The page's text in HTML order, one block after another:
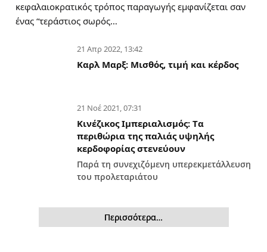
κεφαλαιοκρατικός τρόπος παραγωγής εμφανίζεται σαν
ένας “τεράστιος σωρός…
21 Απρ 2022, 13:42
Καρλ Μαρξ: Μισθός, τιμή και κέρδος
21 Νοέ 2021, 07:31
Κινέζικος Ιμπεριαλισμός: Tα
περιθώρια της παλιάς υψηλής
κερδοφορίας στενεύουν
Παρά τη συνεχιζόμενη υπερεκμετάλλευση
του προλεταριάτου
Περισσότερα…